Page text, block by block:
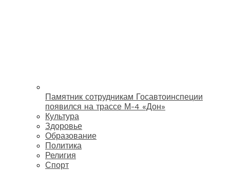
Памятник сотрудникам Госавтоинспеции
появился на трассе М-4 «Дон»
Культура
Здоровье
Образование
Политика
Религия
Спорт